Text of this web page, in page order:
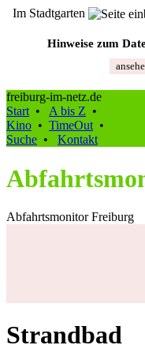
Im Stadtgarten
Hinweise zum
freiburg-im-netz.de
Start • A bis Z •
Kino • TimeOut •
Suche • Kontakt
Abfahrtsmonitor Freiburg
Strandbad